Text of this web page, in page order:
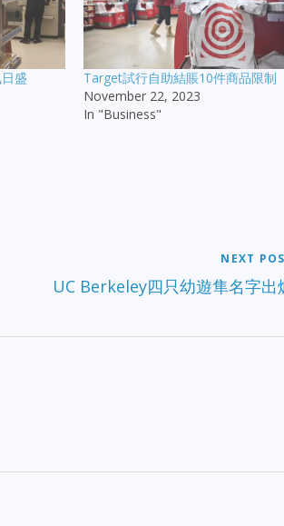
盛
Target試行自助結賬10件商品限制
November 22, 2023
In "Business"
NEXT
UC Berkeley四只幼遊隼名字出